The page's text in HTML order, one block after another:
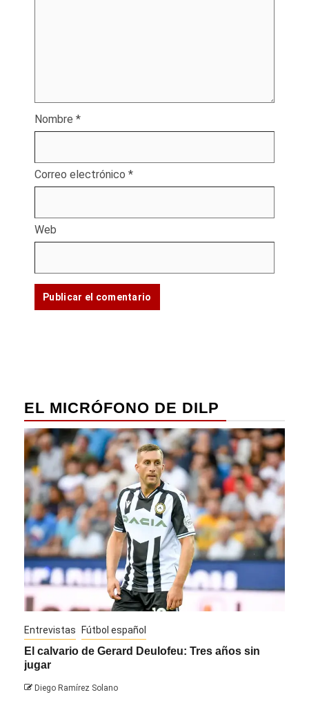
Nombre *
Correo electrónico *
Web
EL MICRÓFONO DE DILP
Entrevistas Fútbol español
El calvario de Gerard Deulofeu: Tres años sin
jugar
Diego Ramírez Solano